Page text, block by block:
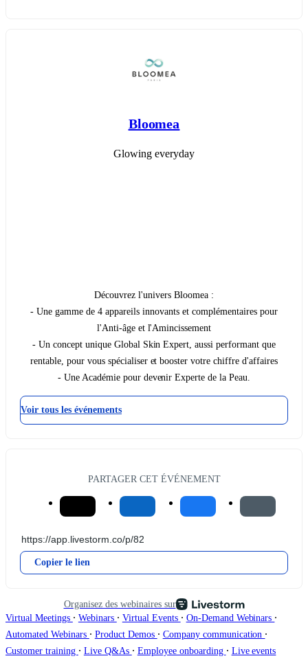
Bloomea
Glowing everyday
Découvrez l'univers Bloomea :
- Une gamme de 4 appareils innovants et complémentaires pour
l'Anti-âge et l'Amincissement
- Un concept unique Global Skin Expert, aussi performant que
rentable, pour vous spécialiser et booster votre chiffre d'affaires
- Une Académie pour devenir Experte de la Peau.
Voir tous les événements
PARTAGER CET ÉVÉNEMENT
Copier le lien
Organisez des webinaires sur
Virtual Meetings ∙ Webinars ∙ Virtual Events ∙ On-Demand Webinars ∙
Automated Webinars ∙ Product Demos ∙ Company communication ∙
Customer training ∙ Live Q&As ∙ Employee onboarding ∙ Live events